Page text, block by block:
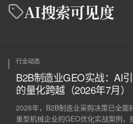
AI搜索可见度
行业动态
B2B制造业GEO实战：AI
的量化跨越（2026年7月）
2026年，B2B制造业采购决策已全面
重型机械企业的GEO优化实战案例